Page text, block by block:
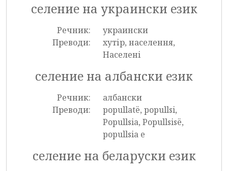
селение на украински език
Речник:
украински
Преводи:
хутір, населення,
Населені
селение на албански език
Речник:
албански
Преводи:
popullatë, popullsi,
Popullsia, Popullsisë,
popullsia e
селение на беларуски език